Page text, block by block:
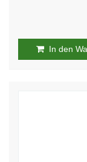
In den